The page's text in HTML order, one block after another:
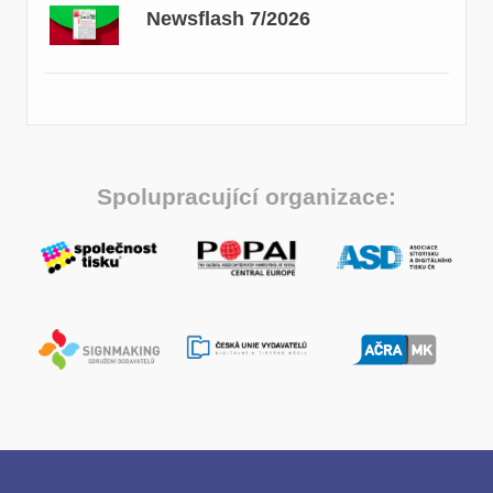
Newsflash 7/2026
Spolupracující organizace: